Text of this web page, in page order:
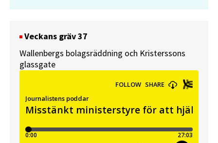
Veckans gräv 37
Wallenbergs bolagsräddning och Kristerssons
glassgate